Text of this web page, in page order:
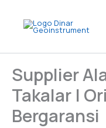
content
Supplier
Takalar |
Bergaransi